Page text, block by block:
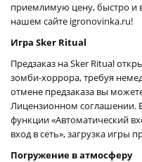
приемлимую цену, быстро и
нашем сайте igronovinka.ru!
Игра Sker Ritual
Предзаказ на Sker Ritual
зомби-хоррора, требуя
отмене предзаказа вы
Лицензионном соглашении.
функции «Автоматический
вход в сеть», загрузка игры
Погружение в атмосферу